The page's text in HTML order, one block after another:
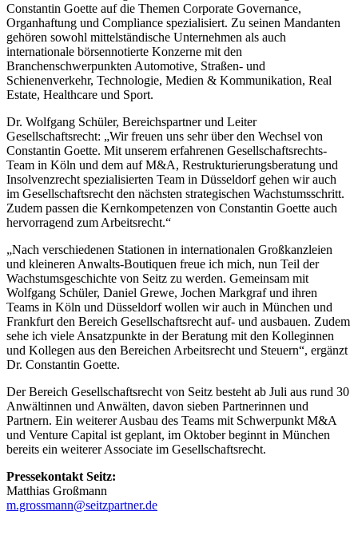
Constantin Goette auf die Themen Corporate Governance,
Organhaftung und Compliance spezialisiert. Zu seinen Mandanten
gehören sowohl mittelständische Unternehmen als auch
internationale börsennotierte Konzerne mit den
Branchenschwerpunkten Automotive, Straßen- und
Schienenverkehr, Technologie, Medien & Kommunikation, Real
Estate, Healthcare und Sport.
Dr. Wolfgang Schüler, Bereichspartner und Leiter
Gesellschaftsrecht: „Wir freuen uns sehr über den Wechsel von
Constantin Goette. Mit unserem erfahrenen Gesellschaftsrechts-
Team in Köln und dem auf M&A, Restrukturierungsberatung und
Insolvenzrecht spezialisierten Team in Düsseldorf gehen wir auch
im Gesellschaftsrecht den nächsten strategischen Wachstumsschritt.
Zudem passen die Kernkompetenzen von Constantin Goette auch
hervorragend zum Arbeitsrecht.“
„Nach verschiedenen Stationen in internationalen Großkanzleien
und kleineren Anwalts-Boutiquen freue ich mich, nun Teil der
Wachstumsgeschichte von Seitz zu werden. Gemeinsam mit
Wolfgang Schüler, Daniel Grewe, Jochen Markgraf und ihren
Teams in Köln und Düsseldorf wollen wir auch in München und
Frankfurt den Bereich Gesellschaftsrecht auf- und ausbauen. Zudem
sehe ich viele Ansatzpunkte in der Beratung mit den Kolleginnen
und Kollegen aus den Bereichen Arbeitsrecht und Steuern“, ergänzt
Dr. Constantin Goette.
Der Bereich Gesellschaftsrecht von Seitz besteht ab Juli aus rund 30
Anwältinnen und Anwälten, davon sieben Partnerinnen und
Partnern. Ein weiterer Ausbau des Teams mit Schwerpunkt M&A
und Venture Capital ist geplant, im Oktober beginnt in München
bereits ein weiterer Associate im Gesellschaftsrecht.
Pressekontakt Seitz:
Matthias Großmann
m.grossmann@seitzpartner.de